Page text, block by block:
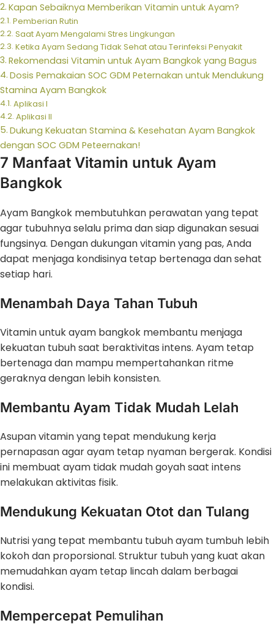
Kapan Sebaiknya Memberikan Vitamin untuk Ayam?
Pemberian Rutin
Saat Ayam Mengalami Stres Lingkungan
Ketika Ayam Sedang Tidak Sehat atau Terinfeksi Penyakit
Rekomendasi Vitamin untuk Ayam Bangkok yang Bagus
Dosis Pemakaian SOC GDM Peternakan untuk Mendukung
Stamina Ayam Bangkok
Aplikasi I
Aplikasi II
Dukung Kekuatan Stamina & Kesehatan Ayam Bangkok
dengan SOC GDM Peteernakan!
7 Manfaat Vitamin untuk Ayam
Bangkok
Ayam Bangkok membutuhkan perawatan yang tepat
agar tubuhnya selalu prima dan siap digunakan sesuai
fungsinya. Dengan dukungan vitamin yang pas, Anda
dapat menjaga kondisinya tetap bertenaga dan sehat
setiap hari.
Menambah Daya Tahan Tubuh
Vitamin untuk ayam bangkok membantu menjaga
kekuatan tubuh saat beraktivitas intens. Ayam tetap
bertenaga dan mampu mempertahankan ritme
geraknya dengan lebih konsisten.
Membantu Ayam Tidak Mudah Lelah
Asupan vitamin yang tepat mendukung kerja
pernapasan agar ayam tetap nyaman bergerak. Kondisi
ini membuat ayam tidak mudah goyah saat intens
melakukan aktivitas fisik.
Mendukung Kekuatan Otot dan Tulang
Nutrisi yang tepat membantu tubuh ayam tumbuh lebih
kokoh dan proporsional. Struktur tubuh yang kuat akan
memudahkan ayam tetap lincah dalam berbagai
kondisi.
Mempercepat Pemulihan